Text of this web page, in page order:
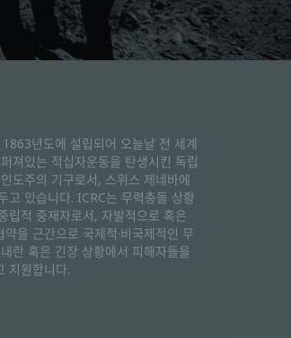
년도에 설립되어 오늘날 전 세계
져있는 적십자운동을 탄생시킨 독립
도주의 기구로서, 스위스 제네바에
고 있습니다. ICRC는 무력충돌 상황
립적 중재자로서, 자발적으로 혹은
약을 근간으로 국제적·비국제적인 무
란 혹은 긴장 상황에서 피해자들을
지원합니다.